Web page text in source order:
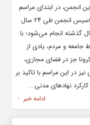
انجمن، در ابتدای مراسم
با اشاره به سنت دیرینه برگزاری آیین سالگرد تاسیس انجمن طی ٢۴ سال
گذشته انجام می‌شود؛ با
جامعه و مردم، یادی از
جز در فضای مجازی،
در این مراسم با تاکید بر
نهادهای مدنی...
ادامه خبر